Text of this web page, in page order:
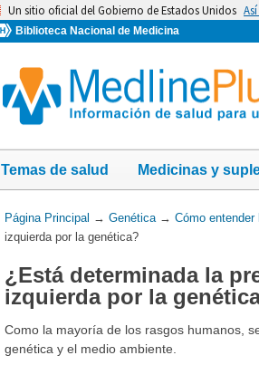
Un sitio oficial del Gobierno de Estados Unidos
Biblioteca Nacional de Medicina
Temas de salud Medicinas y
Usted
está
Página Principal → Genética→ Cómo entender
izquierda por la genética?
¿Está determinada la
izquierda por la
Como la mayoría de los rasgos humanos,
genética y el medio ambiente.